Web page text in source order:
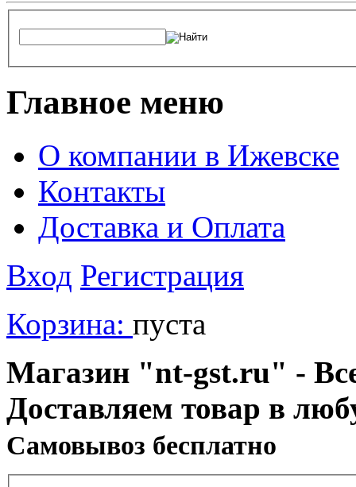
Главное меню
О компании в Ижевске
Контакты
Доставка и Оплата
Вход Регистрация
Корзина: пуста
Магазин "nt-gst.ru" -
Доставляем товар в
Cамовывоз бесплатно